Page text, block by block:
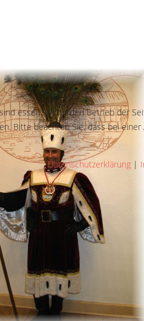
essenziell für den Betrieb der
Bitte beachten Sie, dass bei
Datenschutzerklärung |